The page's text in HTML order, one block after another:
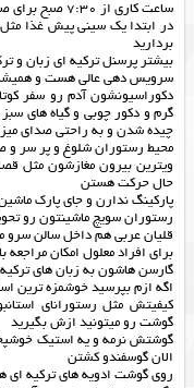
ساعت کاری از 7:30 صبح برای صبحانه و از 11:30 ظهر تا 23:30 شب
در ابتدا یک سيني پيش غذا
برداريد
بیشتر پرسنل ترکیه ای زبان و
سرویس دهی عالی هست و
دکوراسیونشون آدم رو سفر
گرم و دکور چوبی و گیاه های
چیده شدن و به راحتی صدای
محیط رستوران شلوغ و پر سر
ویترین بیرون مغازشون مثل
حال حرکت هستن
پارکینگ ندارن و جای پارک
رستوران سویچ ماشینتون رو
قلیان عربی هم داخل سالن سرو
برای افراد معلول امکان
گارسن هاشون به زبان های
اگه ازم بپرسید خوشمزه ترین
کیفیتش مثل رستورانای
گوشت رو میتونید ازش بگیرید
گوشتش نرمه و یه استیک
الان گوسفندو کشتن
روی گوشت ادویه های ترکیه ای